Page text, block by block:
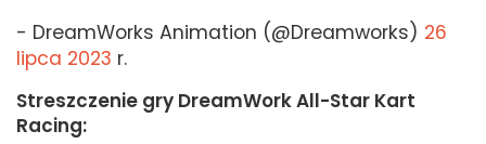
- DreamWorks Animation (@Dreamworks) 26
lipca 2023 r.
Streszczenie gry DreamWork All-Star Kart
Racing: